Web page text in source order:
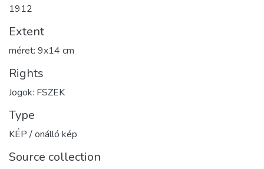
1912
Extent
méret: 9x14 cm
Rights
Jogok: FSZEK
Type
KÉP / önálló kép
Source collection